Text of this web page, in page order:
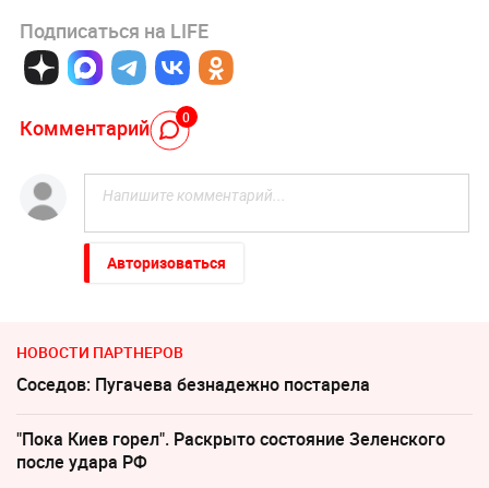
Подписаться на LIFE
Комментарий 0
Авторизоваться
НОВОСТИ ПАРТНЕРОВ
Соседов: Пугачева безнадежно постарела
"Пока Киев горел". Раскрыто состояние Зеленского
после удара РФ